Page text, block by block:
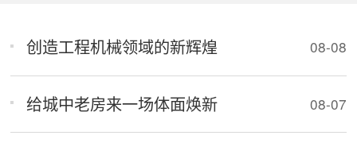
创造工程机械领域的新辉煌 08-08
给城中老房来一场体面焕新 08-07